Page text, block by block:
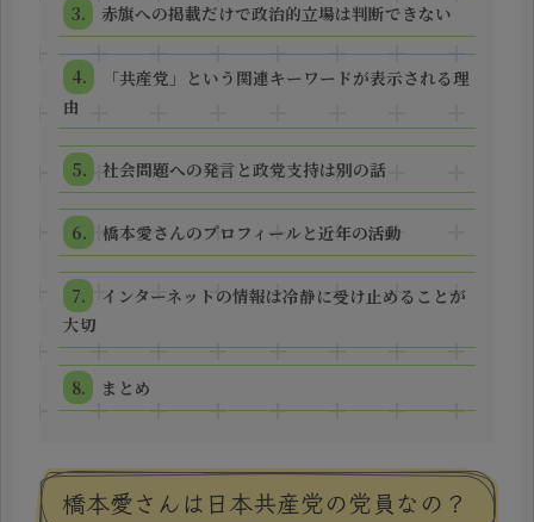
赤旗への掲載だけで政治的立場は判断できない
「共産党」という関連キーワードが表示される理
由
社会問題への発言と政党支持は別の話
橋本愛さんのプロフィールと近年の活動
インターネットの情報は冷静に受け止めることが
大切
まとめ
橋本愛さんは日本共産党の党員なの？